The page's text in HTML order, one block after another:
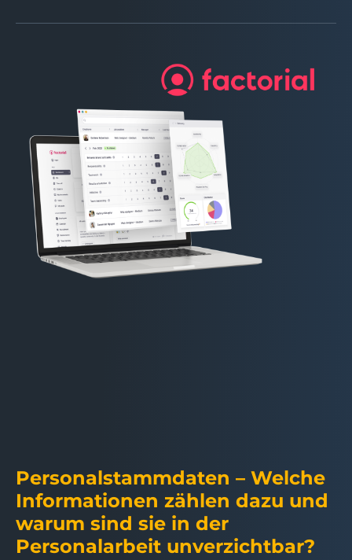
Personalstammdaten – Welche
Informationen zählen dazu und
warum sind sie in der
Personalarbeit unverzichtbar?